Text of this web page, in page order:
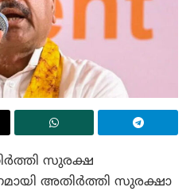
സുരക്ഷ
അതിർത്തി സുരക്ഷാ